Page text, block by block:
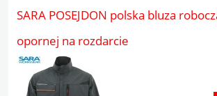
SARA POSEJDON polska bluza
opornej na rozdarcie